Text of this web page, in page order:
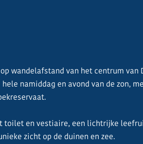
wandelafstand van het centrum van
namiddag en avond van de zon,
toilet en vestiaire, een lichtrijke
zicht op de duinen en zee.